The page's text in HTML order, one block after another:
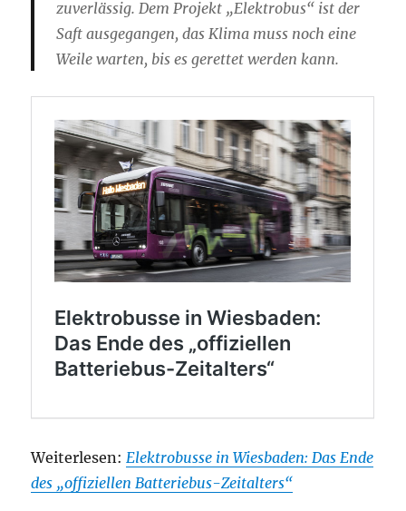
zuverlässig. Dem Projekt „Elektrobus“ ist der
Saft ausgegangen, das Klima muss noch eine
Weile warten, bis es gerettet werden kann.
Weiterlesen: Elektrobusse in Wiesbaden: Das Ende
des „offiziellen Batteriebus-Zeitalters“